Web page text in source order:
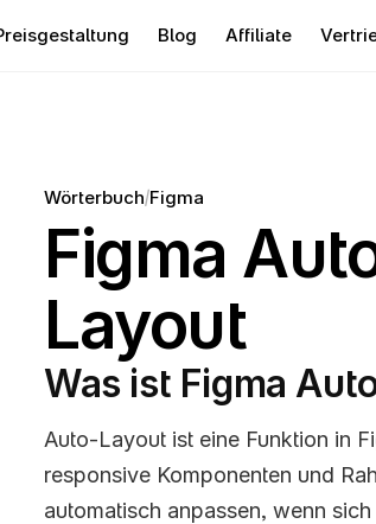
Wörterbuch/Figma
Figma
Layout
Was ist Figma
Auto-Layout ist eine Funktion in
responsive Komponenten und
automatisch anpassen, wenn
Blog Affiliate